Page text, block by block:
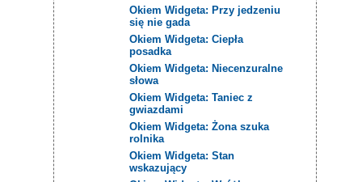
Okiem Widgeta: Przy jedzeniu
się nie gada
Okiem Widgeta: Ciepła
posadka
Okiem Widgeta: Niecenzuralne
słowa
Okiem Widgeta: Taniec z
gwiazdami
Okiem Widgeta: Żona szuka
rolnika
Okiem Widgeta: Stan
wskazujący